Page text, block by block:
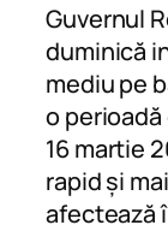
Guvernul
duminică
mediu pe
o perioadă
16 martie
rapid și
afectează